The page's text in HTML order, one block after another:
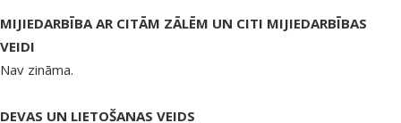
MIJIEDARBĪBA AR CITĀM ZĀLĒM UN CITI MIJIEDARBĪBAS
VEIDI
Nav zināma.
DEVAS UN LIETOŠANAS VEIDS